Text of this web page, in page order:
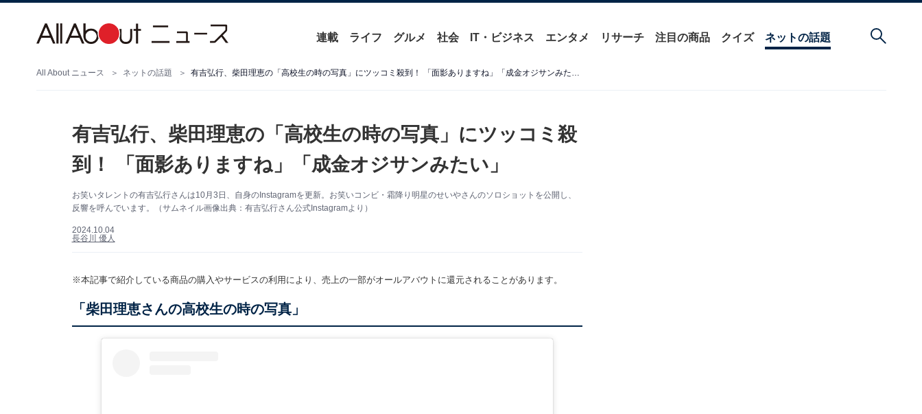
連載 ライフ グルメ 社会 IT・ビジネス エンタメ リサーチ 注目の商品 クイズ ネットの話題
All About ニュース ネットの話題 有吉弘行、柴田理恵の「高校生の時の写真」にツッコミ殺到！ 「面影ありますね」「成金オジサンみたい」
有吉弘行、柴田理恵の「高校生の時の写真」にツッコミ殺
到！ 「面影ありますね」「成金オジサンみたい」
お笑いタレントの有吉弘行さんは10月3日、自身のInstagramを更新。お笑いコンビ・霜降り明星のせいやさんのソロショットを公開し、
反響を呼んでいます。（サムネイル画像出典：有吉弘行さん公式Instagramより）
2024.10.04
長谷川 優人
※本記事で紹介している商品の購入やサービスの利用により、売上の一部がオールアバウトに還元されることがあります。
「柴田理恵さんの高校生の時の写真」